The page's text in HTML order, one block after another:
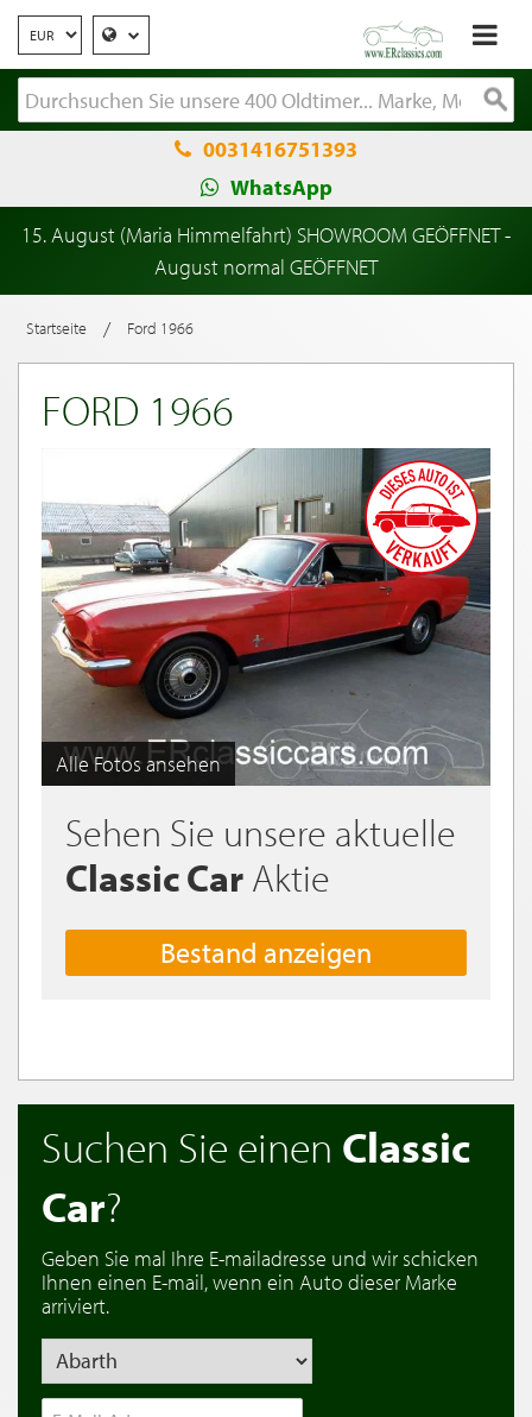
0031416751393
WhatsApp
15. August (Maria Himmelfahrt) SHOWROOM GEÖFFNET -
August normal GEÖFFNET
Startseite / Ford 1966
FORD 1966
Alle Fotos ansehen
Sehen Sie unsere aktuelle
Classic Car Aktie
Bestand anzeigen
Suchen Sie einen Classic
Car?
Geben Sie mal Ihre E-mailadresse und wir schicken
Ihnen einen E-mail, wenn ein Auto dieser Marke
arriviert.